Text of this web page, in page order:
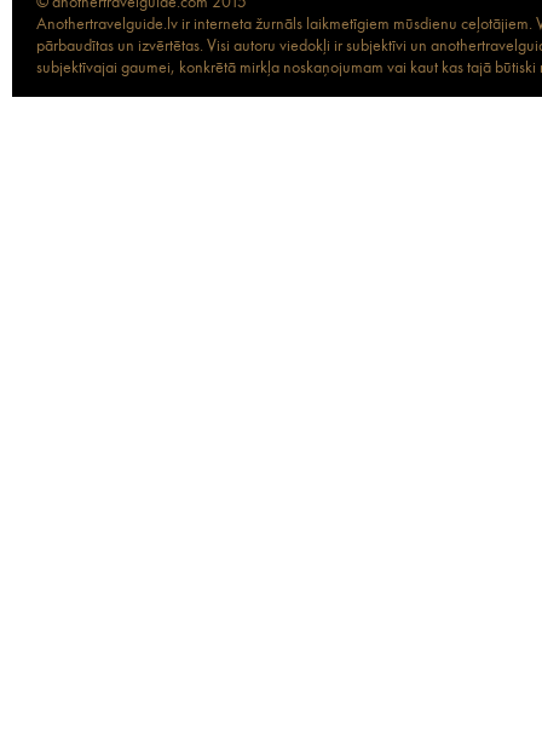
Anothertravelguide.lv ir interneta žurnāls laikmetīgiem mūsdienu
pārbaudītas un izvērtētas. Visi autoru viedokļi ir subjektīvi un
subjektīvajai gaumei, konkrētā mirkļa noskaņojumam vai kaut kas tajā